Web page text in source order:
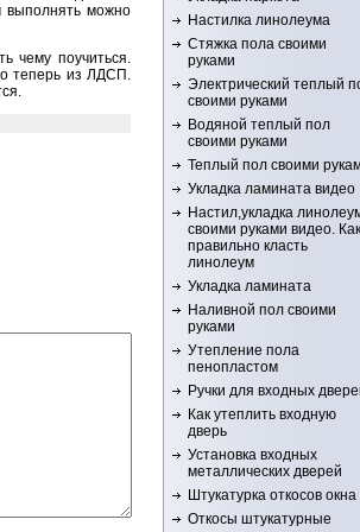
выполнять можно
чему поучиться.
теперь из ЛДСП.
Настилка линолеума
Стяжка пола своими
руками
Электрический теплый
своими руками
Водяной теплый пол
своими руками
Теплый пол своими
Укладка ламината видео
Настил,укладка
своими руками видео. Как
правильно класть
линолеум
Укладка ламината
Наливной пол своими
руками
Утепление пола
пенопластом
Ручки для входных
Как утеплить входную
дверь
Установка входных
металлических дверей
Штукатурка откосов окна
Откосы штукатурные